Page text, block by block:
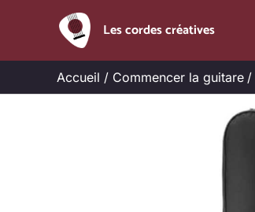
Les cordes créatives
Accueil Commencer la guitare